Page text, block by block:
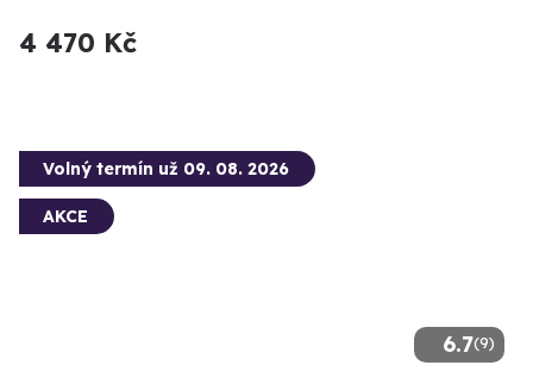
4 470 Kč
6.7(9)
Volný termín už 09. 08. 2026
AKCE